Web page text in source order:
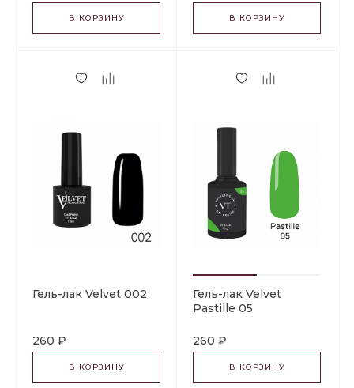
В КОРЗИНУ В КОРЗИНУ
Гель-лак Velvet 002
260 ₽
В КОРЗИНУ
Гель-лак Velvet
Pastille 05
260 ₽
В КОРЗИНУ